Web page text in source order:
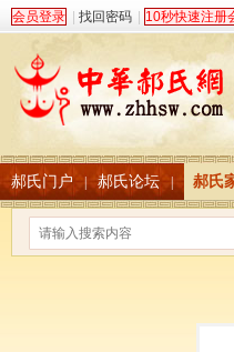
会员登录 找回密码 10秒快速注册
郝氏门户 | 郝氏论坛 | 郝氏